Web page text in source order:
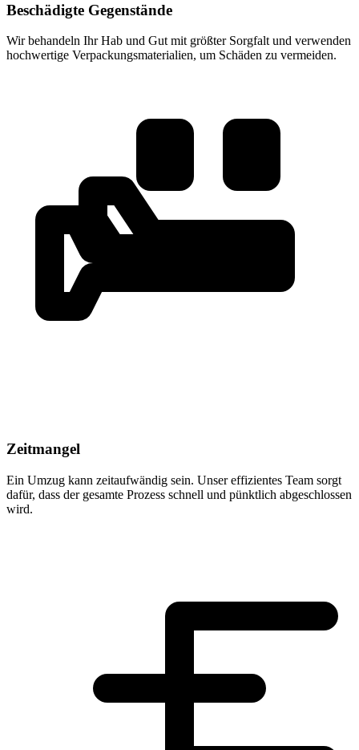
Beschädigte Gegenstände
Wir behandeln Ihr Hab und Gut mit größter Sorgfalt und verwenden
hochwertige Verpackungsmaterialien, um Schäden zu vermeiden.
Zeitmangel
Ein Umzug kann zeitaufwändig sein. Unser effizientes Team sorgt
dafür, dass der gesamte Prozess schnell und pünktlich abgeschlossen
wird.